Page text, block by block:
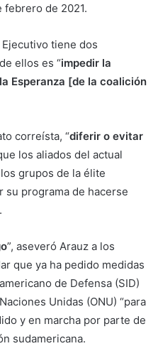
de 2021.
tiene dos
ellos es “impedir la
Esperanza [de la coalición
correísta, “diferir o evitar
los aliados del actual
grupos de la élite
su programa de hacerse
”, aseveró Arauz a los
que ya ha pedido medidas
de Defensa (SID)
Unidas (ONU) “para
y en marcha por parte de
sudamericana.